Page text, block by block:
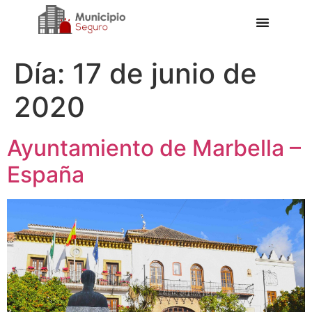
Día: 17 de junio de
2020
Ayuntamiento de Marbella –
España